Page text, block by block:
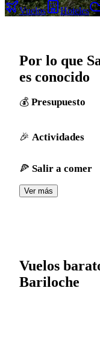
Vuelos
Hoteles
Por lo que
es conocido
Presupuesto
Actividades
Salir a comer
Ver más
Vuelos
Bariloche